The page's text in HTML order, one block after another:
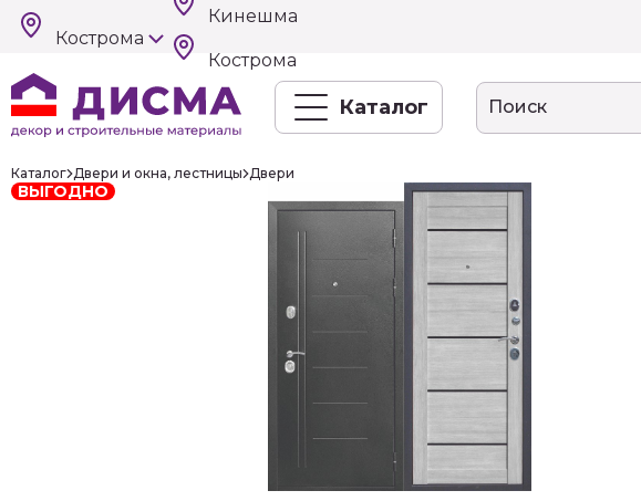
Кострома
Кинешма
Кострома
Каталог
Каталог Двери и окна, лестницы Двери
ВЫГОДНО